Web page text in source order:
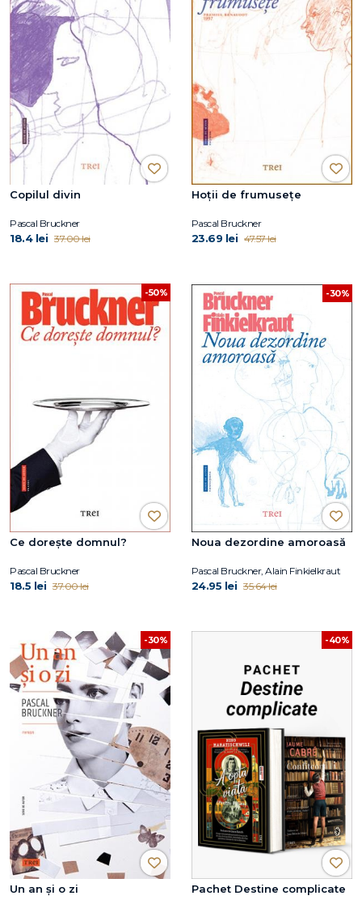
Copilul divin
Pascal Bruckner
18.4 lei 37.00 lei
Hoţii de frumuseţe
Pascal Bruckner
23.69 lei 47.57 lei
-50%
Ce dorește domnul?
Pascal Bruckner
18.5 lei 37.00 lei
-30%
Noua dezordine amoroasă
Pascal Bruckner, Alain Finkielkraut
24.95 lei 35.64 lei
-30%
Un an și o zi
-40%
Pachet Destine complicate